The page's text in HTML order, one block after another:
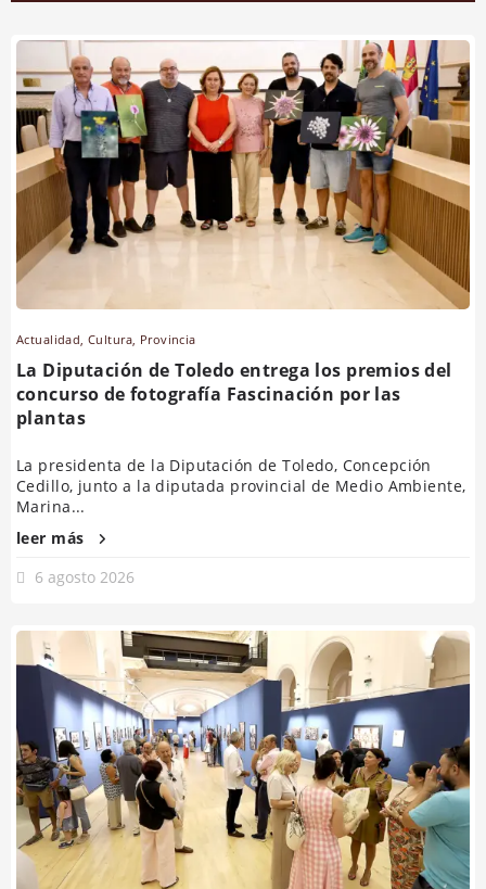
Actualidad,Cultura, Provincia
La Diputación de Toledo entrega los premios del
concurso de fotografía Fascinación por las
plantas
La presidenta de la Diputación de Toledo, Concepción
Cedillo, junto a la diputada provincial de Medio Ambiente,
Marina...
leer más
6 agosto 2026